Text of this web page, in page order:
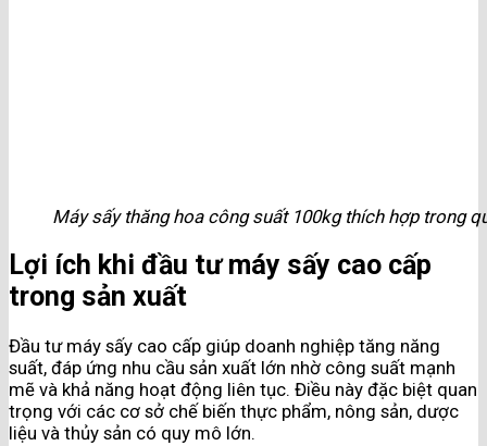
Máy sấy thăng hoa công suất 100kg thích hợp trong
Lợi ích khi đầu tư máy sấy cao cấp
trong sản xuất
Đầu tư máy sấy cao cấp giúp doanh nghiệp tăng năng
suất, đáp ứng nhu cầu sản xuất lớn nhờ công suất mạnh
mẽ và khả năng hoạt động liên tục. Điều này đặc biệt quan
trọng với các cơ sở chế biến thực phẩm, nông sản, dược
liệu và thủy sản có quy mô lớn.